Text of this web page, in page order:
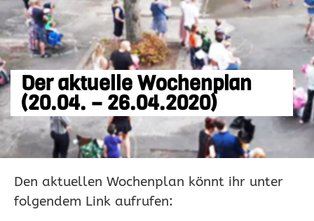
Der aktuelle Wochenplan
(20.04. – 26.04.2020)
Den aktuellen Wochenplan könnt ihr unter
folgendem Link aufrufen: